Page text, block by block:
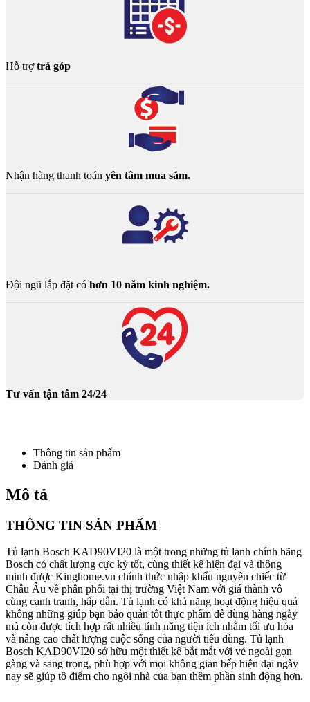
Hỗ trợtrả góp
Nhận hàng thanh toán yên tâm mua sắm.
Đội ngũ lắp đặt có hơn 10 năm kinh nghiệm.
Tư vấn tận tâm 24/24
Thông tin sản phẩm
Đánh giá
Mô tả
THÔNG TIN SẢN PHẨM
Tủ lạnh Bosch KAD90VI20 là một trong những tủ lạnh chính hãng
Bosch có chất lượng cực kỳ tốt, cùng thiết kế hiện đại và thông
minh được Kinghome.vn chính thức nhập khẩu nguyên chiếc từ
Châu Âu về phân phối tại thị trường Việt Nam với giá thành vô
cùng cạnh tranh, hấp dẫn. Tủ lạnh có khả năng hoạt động hiệu quả
không những giúp bạn bảo quản tốt thực phẩm để dùng hàng ngày
mà còn được tích hợp rất nhiều tính năng tiện ích nhằm tối ưu hóa
và nâng cao chất lượng cuộc sống của người tiêu dùng. Tủ lạnh
Bosch KAD90VI20 sở hữu một thiết kế bắt mắt với vẻ ngoài gọn
gàng và sang trọng, phù hợp với mọi không gian bếp hiện đại ngày
nay sẽ giúp tô điểm cho ngôi nhà của bạn thêm phần sinh động hơn.